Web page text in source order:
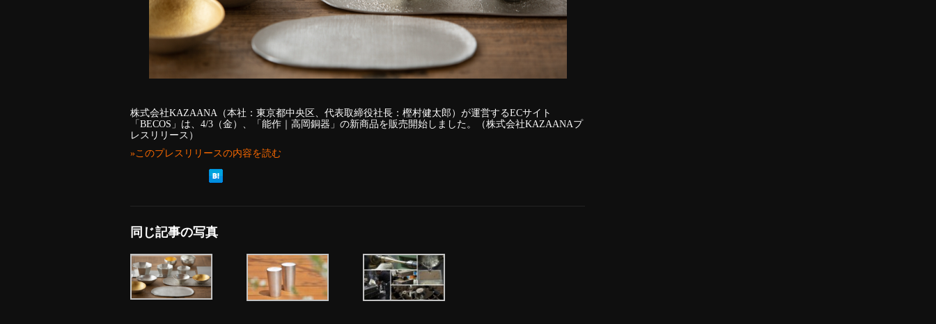
株式会社KAZAANA（本社：東京都中央区、代表取締役社長：樫村健太郎）が運営するECサイト
「BECOS」は、4/3（金）、「能作｜高岡銅器」の新商品を販売開始しました。（株式会社KAZAANAプ
レスリリース）
»このプレスリリースの内容を読む
同じ記事の写真